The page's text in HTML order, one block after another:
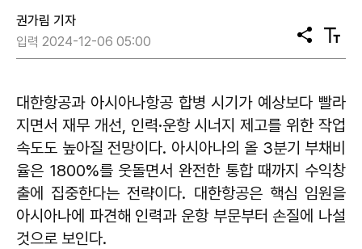
권가림 기자
입력 2024-12-06 05:00
공
유
텍
스
기
대한항공과 아시아나항공 합병 시기가 예상보다 빨라
지면서 재무 개선, 인력·운항 시너지 제고를 위한 작업
속도도 높아질 전망이다. 아시아나의 올 3분기 부채비
율은 1800%를 웃돌면서 완전한 통합 때까지 수익창
출에 집중한다는 전략이다. 대한항공은 핵심 임원을
아시아나에 파견해 인력과 운항 부문부터 손질에 나설
것으로 보인다.